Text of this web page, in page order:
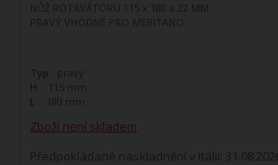
Zboží není skladem
Předpokládané naskladnění v Itálii: 31.08.2026
NŮŽ ROTAVÁTORU 115 x 180 x 22 MM
PRAVÝ VHODNÉ PRO MERITANO
Typ: pravý
H :
115 mm
L :
180 mm